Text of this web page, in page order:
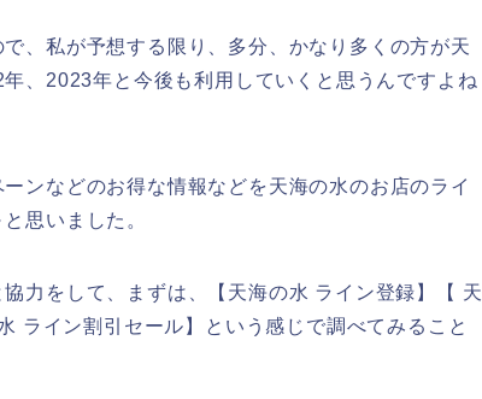
、私が予想する限り、多分、かなり多くの方が天
、2023年と今後も利用していくと思うんですよね
ンなどのお得な情報などを天海の水のお店のライ
思いました。
力をして、まずは、【天海の水 ライン登録】【 天
ライン割引セール】という感じで調べてみること